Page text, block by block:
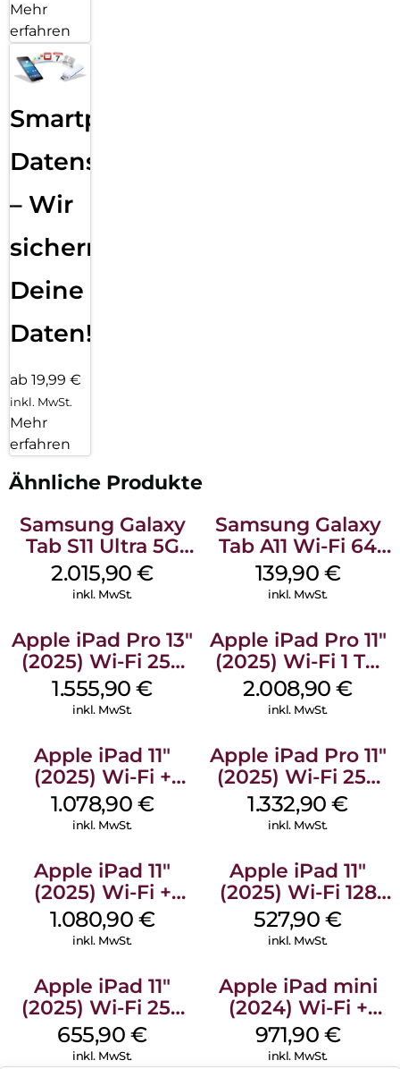
Mehr
erfahren
Smartphone
Datensicherung
– Wir
sichern
Deine
Daten!
ab 19,99 €
inkl. MwSt.
Mehr
erfahren
Ähnliche Produkte
Samsung Galaxy
Tab S11 Ultra 5G
512 GB Gray
2.015,90€
inkl. MwSt.
Samsung Galaxy
Tab A11 Wi-Fi 64
GB Silver
139,90 €
inkl. MwSt.
Apple iPad Pro 13″
(2025) Wi-Fi 256
GB Standardglas
Space Schwarz
1.555,90€
inkl. MwSt.
Apple iPad Pro 11″
(2025) Wi-Fi 1 TB
Standardglas
Silber
2.008,90€
inkl. MwSt.
Apple iPad 11″
(2025) Wi-Fi +
Cellular 512 GB
Gelb
1.078,90 €
inkl. MwSt.
Apple iPad Pro 11″
(2025) Wi-Fi 256
GB Standardglas
Silber
1.332,90€
inkl. MwSt.
Apple iPad 11″
(2025) Wi-Fi +
Cellular 512 GB
Pink
1.080,90 €
inkl. MwSt.
Apple iPad 11″
(2025) Wi-Fi 128
GB Pink
527,90€
inkl. MwSt.
Apple iPad 11″
(2025) Wi-Fi 256
GB Silber
655,90€
inkl. MwSt.
Apple iPad mini
(2024) Wi-Fi +
Cellular 128 GB
Space Grau
971,90 €
inkl. MwSt.